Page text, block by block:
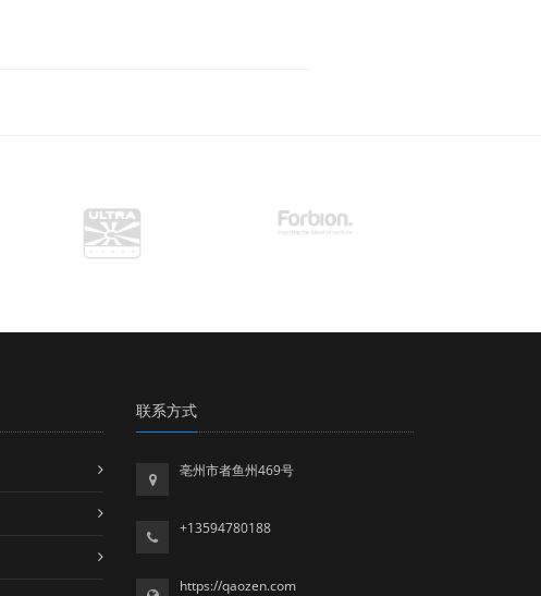
联系方式
亳州市者鱼州469号
+13594780188
https://qaozen.com